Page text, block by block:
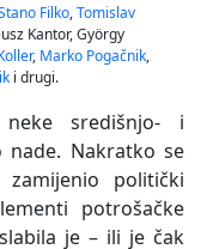
Filko,Tomislav
Kantor, György
, Marko Pogačnik,
i drugi.
središnjo- i
nade. Nakratko se
politički
potrošačke
je – ili je čak